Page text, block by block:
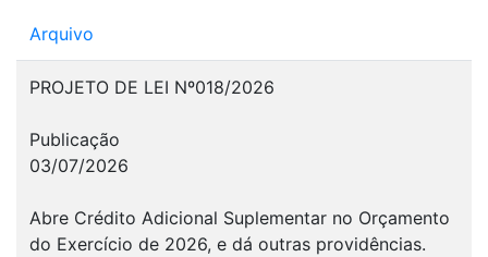
Arquivo
PROJETO DE LEI Nº018/2026
Publicação
03/07/2026
Abre Crédito Adicional Suplementar no Orçamento
do Exercício de 2026, e dá outras providências.